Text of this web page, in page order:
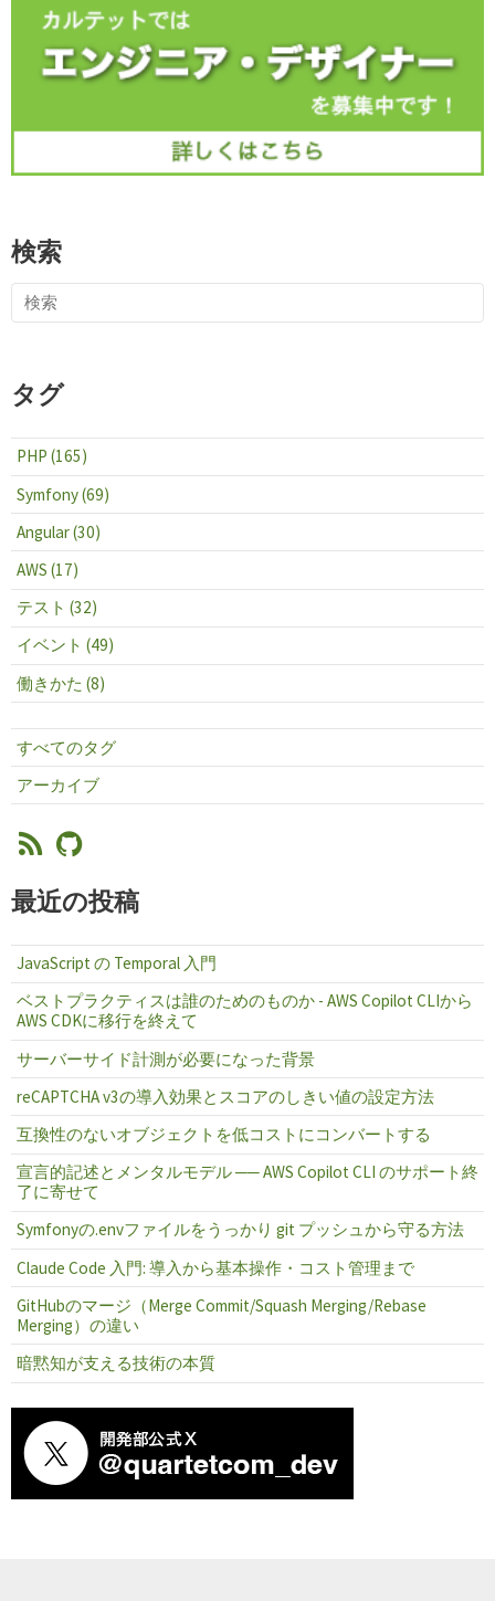
検索
タグ
PHP (165)
Symfony (69)
Angular (30)
AWS (17)
テスト (32)
イベント (49)
働きかた (8)
すべてのタグ
アーカイブ
最近の投稿
JavaScript の Temporal 入門
ベストプラクティスは誰のためのものか - AWS Copilot CLIから
AWS CDKに移行を終えて
サーバーサイド計測が必要になった背景
reCAPTCHA v3の導入効果とスコアのしきい値の設定方法
互換性のないオブジェクトを低コストにコンバートする
宣言的記述とメンタルモデル ── AWS Copilot CLI のサポート終
了に寄せて
Symfonyの.envファイルをうっかり git プッシュから守る方法
Claude Code 入門: 導入から基本操作・コスト管理まで
GitHubのマージ（Merge Commit/Squash Merging/Rebase
Merging）の違い
暗黙知が支える技術の本質